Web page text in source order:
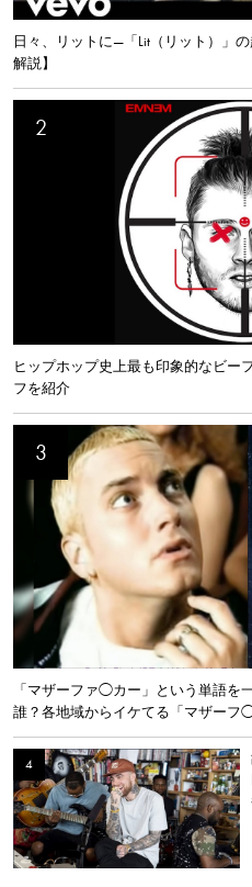
日々、リットに—「Lit（リット）」
解説】
ヒップホップ史上最も印象的なビ
フを紹介
「マザーファ◯カー」という単語を
誰？各地域からイケてる「マザーフ